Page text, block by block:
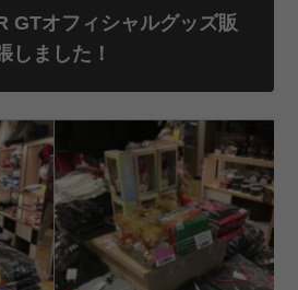
GTオフィシャルグッズ販
しました！